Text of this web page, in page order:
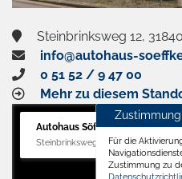
Steinbrinksweg 12,
info@autohaus-
0 51 52 / 9 47 00
Mehr zu diesem
Autohaus Söffker GmbH
Steinbrinksweg 12, 31840 Hessisch
Für die
Zustimmung zu